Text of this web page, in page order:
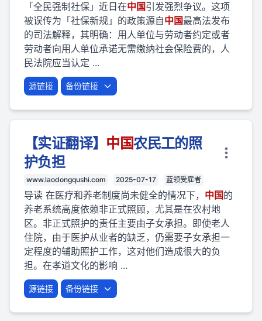
「全民强制社保」近日在中国引发强烈争议。这项
被误传为「社保新规」的政策源自中国最高法发布
的司法解释，其明确：用人单位与劳动者约定或者
劳动者向用人单位承诺无需缴纳社会保险费的，人
民法院应当认定 ...
源链接 备份链接
【实证翻译】 中国农民工的照
护负担
www.laodongqushi.com 2025-07-17 蓝领受雇者
导读 在医疗和养老制度尚未健全的情况下， 中国的
养老系统高度依赖非正式照顾，尤其是在农村地
区。非正式照护的责任主要由子女承担。即使老人
住院，由于医护从业者的缺乏，仍需要子女承担一
定程度的辅助照护工作，这对他们造成很大的负
担。在孝道文化的影响 ...
源链接 备份链接